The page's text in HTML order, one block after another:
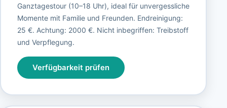
Ganztagestour (10–18 Uhr), ideal für unvergessliche
Momente mit Familie und Freunden. Endreinigung:
25 €. Achtung: 2000 €. Nicht inbegriffen: Treibstoff
und Verpflegung.
Verfügbarkeit prüfen